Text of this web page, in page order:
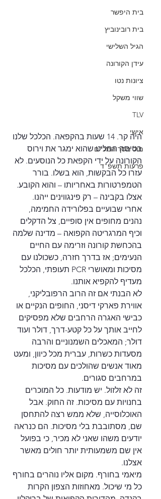
בית היפשר
בית רובינוביץ
הגיל השלישי
עידן הקורונה
ציונות נטו
שווי משקל
TLV
אישי
מול מסך המכ"ם
פרעות תשפ"ד
היה קר. 14 שעות בהקפאה. הכלכל שלנו
בטיסה החליט שהוא ימגר את וירוס
הקורונה על ידי הקפאת כל הנוסעים. לא
עזרו כל הבקשות, הוא בשלו. בורר
הטמפרטורות באחריותו – והוא הקובע.
אצלו בקבינה – רק פינגווינים ייהנו.
אחרי שבועיים בפלורידה החמימה,
נהנים מחופים אין סופיים, צל הדקלים
וכיף המרגריטה הקפואה – מדינה שלמה
בהכחשת קורונה וזרימה עם החיים
הנעימים; אז בדרך חזרה, כשכולנו עם
מסיכות ומאושרי PCR תעופתי, הכלכל
מעדיף להקפיא אותנו.
לא הבנתי אם זה הרוב הרפובליקני,
אווירת פארקי דיסני, החופים הנקיים או
כבישי האגרה הרחבים שלא מפסיקים
לחייב אותך על כל קטע-דרך, דולר ועוד
דולר; המאכלים השמנוניים והרבה
מסעדות כשרות, עברית מכל כיוון, ומעט
מאוד אנשים שהולכים עם מסיכות
במרחבים סגורים.
זה לא זלזול. יש מודעות. כל המוכרים
בחנויות עם מסיכות. זה החוק. אבל
האוכלוסייה, שלא ממש רצה להתחסן
שם, מסתובבת בלי מסיכות. הם כנראה
יודעים משהו שאני לא מכיר, כי בפועל
אין שם משמעותית יותר חולים מאשר
אצלנו.
מיאמי בחורף. מקום אליו נוהרים בחורף
כל מי שיכול. מאחוזות הצפון הקרות